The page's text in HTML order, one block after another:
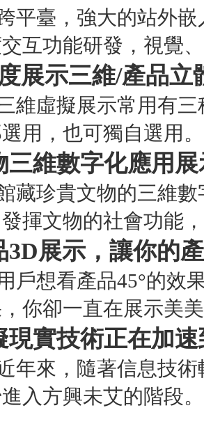
臺，強大的站外嵌
互功能研發，視覺
展示三維/產品
虛擬展示常用有三
用，也可獨自選用
三維數字化應用展
珍貴文物的三維數
揮文物的社會功能
3D展示，讓你的
想看產品45°的效果
你卻一直在展示美
現實技術正在加
來，隨著信息技術
入方興未艾的階段